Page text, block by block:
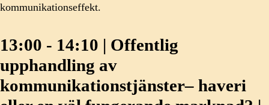
kommunikationseffekt.
13:00 - 14:10 | Offentlig
upphandling av
kommunikationstjänster– haveri